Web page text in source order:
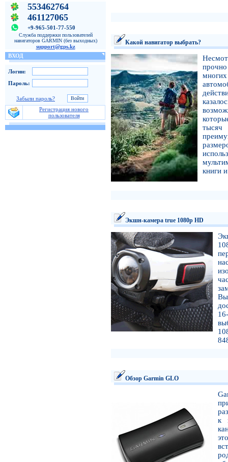
553462764
461127065
+9-965-501-77-550
Служба поддержки пользователей
навигаторов GARMIN (без выходных)
support@gps.kz
ВХОД
Логин:
Пароль:
Забыли пароль?
Регистрация нового
пользователя
Какой навигатор выбрать?
книги
Экшн-камера true 1080p HD
Обзор Garmin GLO
к